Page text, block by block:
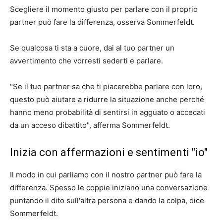
Scegliere il momento giusto per parlare con il proprio
partner può fare la differenza, osserva Sommerfeldt.
Se qualcosa ti sta a cuore, dai al tuo partner un
avvertimento che vorresti sederti e parlare.
"Se il tuo partner sa che ti piacerebbe parlare con loro,
questo può aiutare a ridurre la situazione anche perché
hanno meno probabilità di sentirsi in agguato o accecati
da un acceso dibattito", afferma Sommerfeldt.
Inizia con affermazioni e sentimenti "io"
Il modo in cui parliamo con il nostro partner può fare la
differenza. Spesso le coppie iniziano una conversazione
puntando il dito sull'altra persona e dando la colpa, dice
Sommerfeldt.